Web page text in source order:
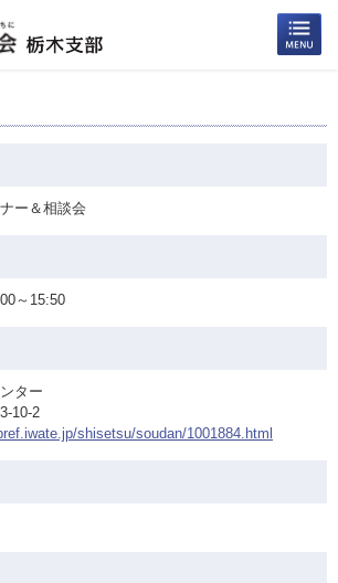
ー＆相談会
～15:50
ター
10-2
shisetsu/soudan/1001884.html